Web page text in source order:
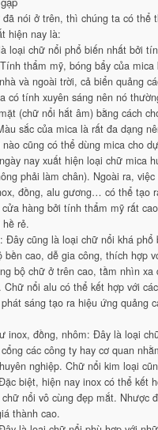
nói ở trên, thì chúng ta có thể
hiện nay là:
loại chữ nổi phổ biến nhất bởi
thẩm mỹ, bóng bẩy của mica
và ngoài trời, cả biển quảng
có tính xuyên sáng nên nó
(chữ nổi hắt âm) bằng cách
sắc của mica là rất đa dạng
cũng có thể dùng mica cho
nay xuất hiện loại chữ mica
phải làm chân). Ngoài ra,
đồng, alu gương… có thể tạo
hàng bởi tính thẩm mỹ rất
hề rẻ.
Đây cũng là loại chữ nổi khá phổ
bền cao, dễ gia công, thích hợp
bộ chữ ở trên cao, tầm nhìn xa
nổi alu có thể kết hợp với
sáng tạo ra hiệu ứng quảng
inox, đồng, nhôm: Đây là loại
các công ty hay cơ quan
nghiệp. Chữ nổi kim loại
biệt, hiện nay inox có thể kết
nổi vô cùng đẹp mắt. Nhược
thành cao.